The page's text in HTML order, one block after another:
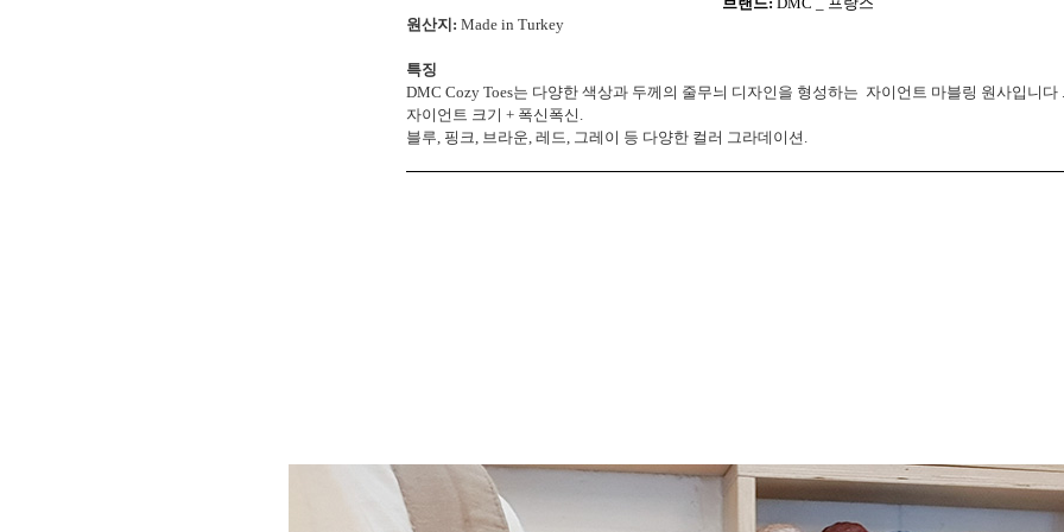
원산지: Made in Turkey
특징
DMC Cozy Toes는 다양한 색상과 두께의 줄무늬 디자인을 형성하는 자이언트 마블링 원사입니다 .
자이언트 크기 + 폭신폭신.
블루, 핑크, 브라운, 레드, 그레이 등 다양한 컬러 그라데이션.